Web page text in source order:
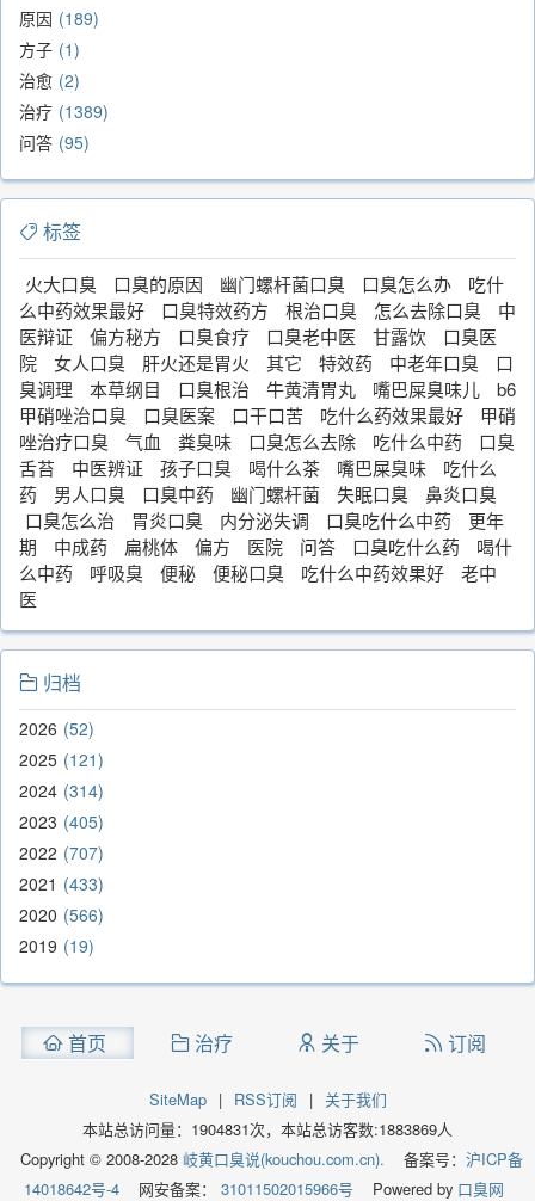
原因 189
方子 1
治愈 2
治疗 1389
问答 95
标签
火大口臭 口臭的原因 幽门螺杆菌口臭 口臭怎么办
吃什
么中药效果最好
口臭特效药方 根治口臭 怎么去除口臭
中
医辩证
偏方秘方 口臭食疗 口臭老中医 甘露饮
口臭医
院
女人口臭 肝火还是胃火 其它 特效药 中老年口臭
口
臭调理
本草纲目 口臭根治 牛黄清胃丸 嘴巴屎臭味儿
b6
甲硝唑治口臭
口臭医案 口干口苦 吃什么药效果最好
甲硝
唑治疗口臭
气血 粪臭味 口臭怎么去除 吃什么中药
口臭
舌苔
中医辨证 孩子口臭 喝什么茶 嘴巴屎臭味
吃什么
药
男人口臭 口臭中药 幽门螺杆菌 失眠口臭
鼻炎口臭
口臭怎么治
胃炎口臭 内分泌失调 口臭吃什么中药
更年
期
中成药 扁桃体 偏方 医院 问答 口臭吃什么药
喝什
么中药
呼吸臭 便秘 便秘口臭 吃什么中药效果好
老中
医
归档
2026 52
2025 121
2024 314
2023 405
2022 707
2021
433
2020 566
2019 19
首页 治疗 关于 订阅
SiteMap | RSS订阅 |
关于我们
本站总访问量： 1904831次，本站总访客数:1883869人
Copyright © 2008-2028 岐黄口臭说(kouchou.com.cn). 备案号： 沪ICP备
14018642号-4
网安备案： 31011502015966号 Powered by 口臭网